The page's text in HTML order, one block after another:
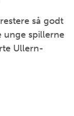
så godt
unge spillerne
Ullern-